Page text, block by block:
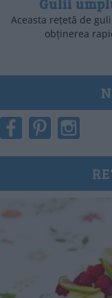
Aceasta rețetă de
obținerea